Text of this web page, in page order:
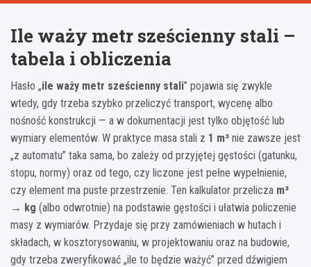
Ile waży metr sześcienny stali –
tabela i obliczenia
Hasło „ile waży metr sześcienny stali” pojawia się zwykle
wtedy, gdy trzeba szybko przeliczyć transport, wycenę albo
nośność konstrukcji — a w dokumentacji jest tylko objętość lub
wymiary elementów. W praktyce masa stali z 1 m³ nie zawsze jest
„z automatu” taka sama, bo zależy od przyjętej gęstości (gatunku,
stopu, normy) oraz od tego, czy liczone jest pełne wypełnienie,
czy element ma puste przestrzenie. Ten kalkulator przelicza m³
→ kg (albo odwrotnie) na podstawie gęstości i ułatwia policzenie
masy z wymiarów. Przydaje się przy zamówieniach w hutach i
składach, w kosztorysowaniu, w projektowaniu oraz na budowie,
gdy trzeba zweryfikować „ile to będzie ważyć” przed dźwigiem